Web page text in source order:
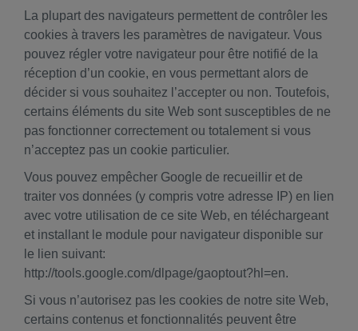
La plupart des navigateurs permettent de contrôler les
cookies à travers les paramètres de navigateur. Vous
pouvez régler votre navigateur pour être notifié de la
réception d’un cookie, en vous permettant alors de
décider si vous souhaitez l’accepter ou non. Toutefois,
certains éléments du site Web sont susceptibles de ne
pas fonctionner correctement ou totalement si vous
n’acceptez pas un cookie particulier.
Vous pouvez empêcher Google de recueillir et de
traiter vos données (y compris votre adresse IP) en lien
avec votre utilisation de ce site Web, en téléchargeant
et installant le module pour navigateur disponible sur
le lien suivant:
http://tools.google.com/dlpage/gaoptout?hl=en.
Si vous n’autorisez pas les cookies de notre site Web,
certains contenus et fonctionnalités peuvent être